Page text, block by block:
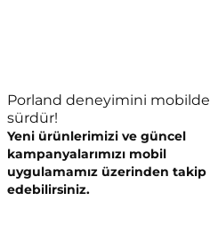
Porland deneyimini mobilde
sürdür!
Yeni ürünlerimizi ve güncel
kampanyalarımızı mobil
uygulamamız üzerinden takip
edebilirsiniz.